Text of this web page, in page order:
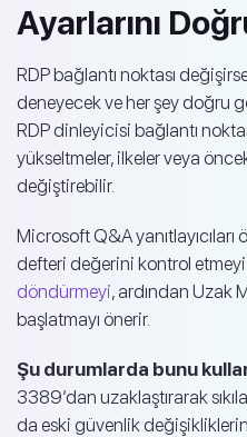
Ayarlarını
RDP bağlantı noktası
deneyecek ve her şey doğru
RDP dinleyicisi bağlantı
yükseltmeler, ilkeler veya
değiştirebilir.
Microsoft Q&A yanıtlayıcıları
defteri değerini kontrol
döndürmeyi, ardından Uzak
başlatmayı önerir.
Şu durumlarda bunu
3389’dan uzaklaştırarak
da eski güvenlik